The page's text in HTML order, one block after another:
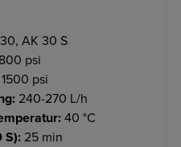
AK 30 S
psi
psi
240-270 L/h
40 °C
S):25 min